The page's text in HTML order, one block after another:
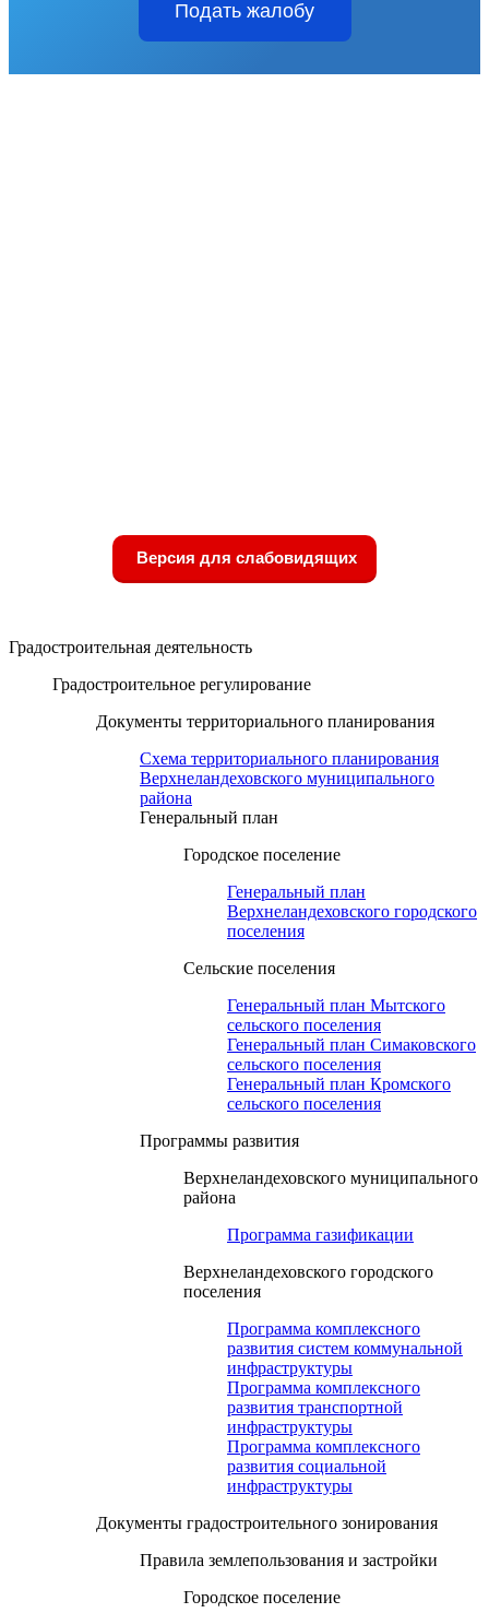
Подать жалобу
Версия для слабовидящих
Градостроительная деятельность
Градостроительное регулирование
Документы территориального планирования
Схема территориального планирования
Верхнеландеховского муниципального
района
Генеральный план
Городское поселение
Генеральный план
Верхнеландеховского городского
поселения
Сельские поселения
Генеральный план Мытского
сельского поселения
Генеральный план Симаковского
сельского поселения
Генеральный план Кромского
сельского поселения
Программы развития
Верхнеландеховского муниципального
района
Программа газификации
Верхнеландеховского городского
поселения
Программа комплексного
развития систем коммунальной
инфраструктуры
Программа комплексного
развития транспортной
инфраструктуры
Программа комплексного
развития социальной
инфраструктуры
Документы градостроительного зонирования
Правила землепользования и застройки
Городское поселение